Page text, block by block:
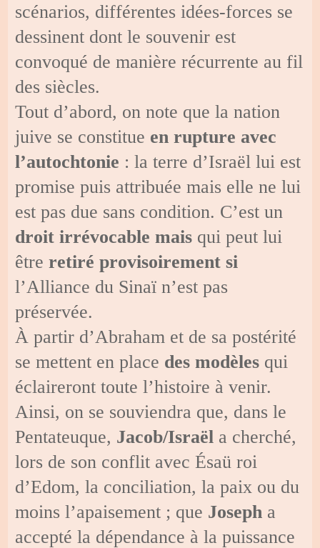
scénarios, différentes idées-forces se
dessinent dont le souvenir est
convoqué de manière récurrente au fil
des siècles.
Tout d’abord, on note que la nation
juive se constitue en rupture avec
l’autochtonie : la terre d’Israël lui est
promise puis attribuée mais elle ne lui
est pas due sans condition. C’est un
droit irrévocable mais qui peut lui
êtreretiré provisoirement si
l’Alliance du Sinaï n’est pas
préservée.
À partir d’Abraham et de sa postérité
se mettent en place des modèles qui
éclaireront toute l’histoire à venir.
Ainsi, on se souviendra que, dans le
Pentateuque, Jacob/Israël a cherché,
lors de son conflit avec Ésaü roi
d’Edom, la conciliation, la paix ou du
moins l’apaisement ; que Joseph a
accepté la dépendance à la puissance